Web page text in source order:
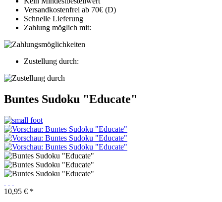
Versandkostenfrei ab 70€ (D)
Schnelle Lieferung
Zahlung möglich mit:
Zustellung durch:
Buntes Sudoku "Educate"
10,95 € *